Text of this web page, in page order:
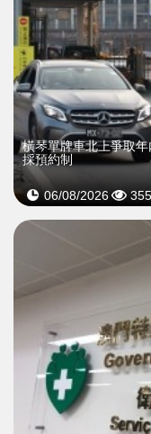
橫琴單牌車北上爭取
採預約制
06/08/2026